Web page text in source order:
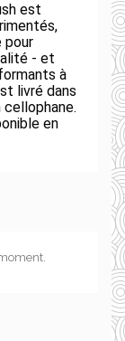
est
pour
- et
à
livré dans
cellophane.
en